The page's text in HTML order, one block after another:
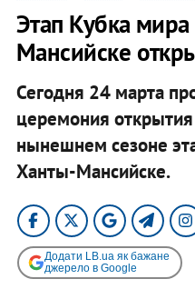
Этап Кубка
Мансийске
Сегодня 24 марта
церемония
нынешнем сезоне
Ханты-Мансийске.
Додати LB.ua як бажане
джерело в Google